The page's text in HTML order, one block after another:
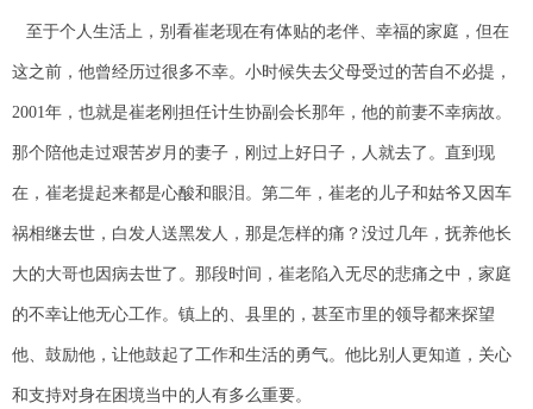
至于个人生活上，别看崔老现在有体贴的老伴、幸福的家庭，但在
这之前，他曾经历过很多不幸。小时候失去父母受过的苦自不必提，
2001年，也就是崔老刚担任计生协副会长那年，他的前妻不幸病故。
那个陪他走过艰苦岁月的妻子，刚过上好日子，人就去了。直到现
在，崔老提起来都是心酸和眼泪。第二年，崔老的儿子和姑爷又因车
祸相继去世，白发人送黑发人，那是怎样的痛？没过几年，抚养他长
大的大哥也因病去世了。那段时间，崔老陷入无尽的悲痛之中，家庭
的不幸让他无心工作。镇上的、县里的，甚至市里的领导都来探望
他、鼓励他，让他鼓起了工作和生活的勇气。他比别人更知道，关心
和支持对身在困境当中的人有多么重要。